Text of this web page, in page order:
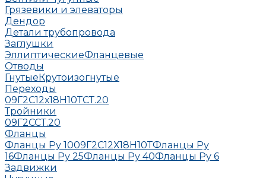
Грязевики и элеваторы
Дендор
Детали трубопровода
Заглушки
ЭллиптическиеФланцевые
Отводы
ГнутыеКрутоизогнутые
Переходы
09Г2С12х18Н10ТСТ.20
Тройники
09Г2ССТ.20
Фланцы
Фланцы Ру 1009Г2С12Х18Н10ТФланцы Ру
16Фланцы Ру 25Фланцы Ру 40Фланцы Ру 6
Задвижки